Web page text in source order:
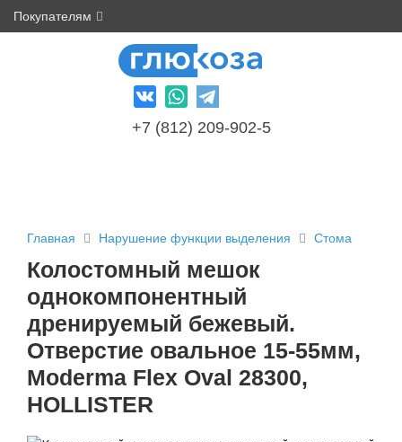
Покупателям
+7 (812) 209-902-5
Главная Нарушение функции выделения Стома
Колостомный мешок
однокомпонентный
дренируемый бежевый.
Отверстие овальное 15-55мм,
Moderma Flex Oval 28300,
HOLLISTER